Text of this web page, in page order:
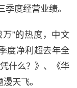
季度经营业绩。
万”的热度，中文
度净利超去年全
什么？》、《华
天飞。